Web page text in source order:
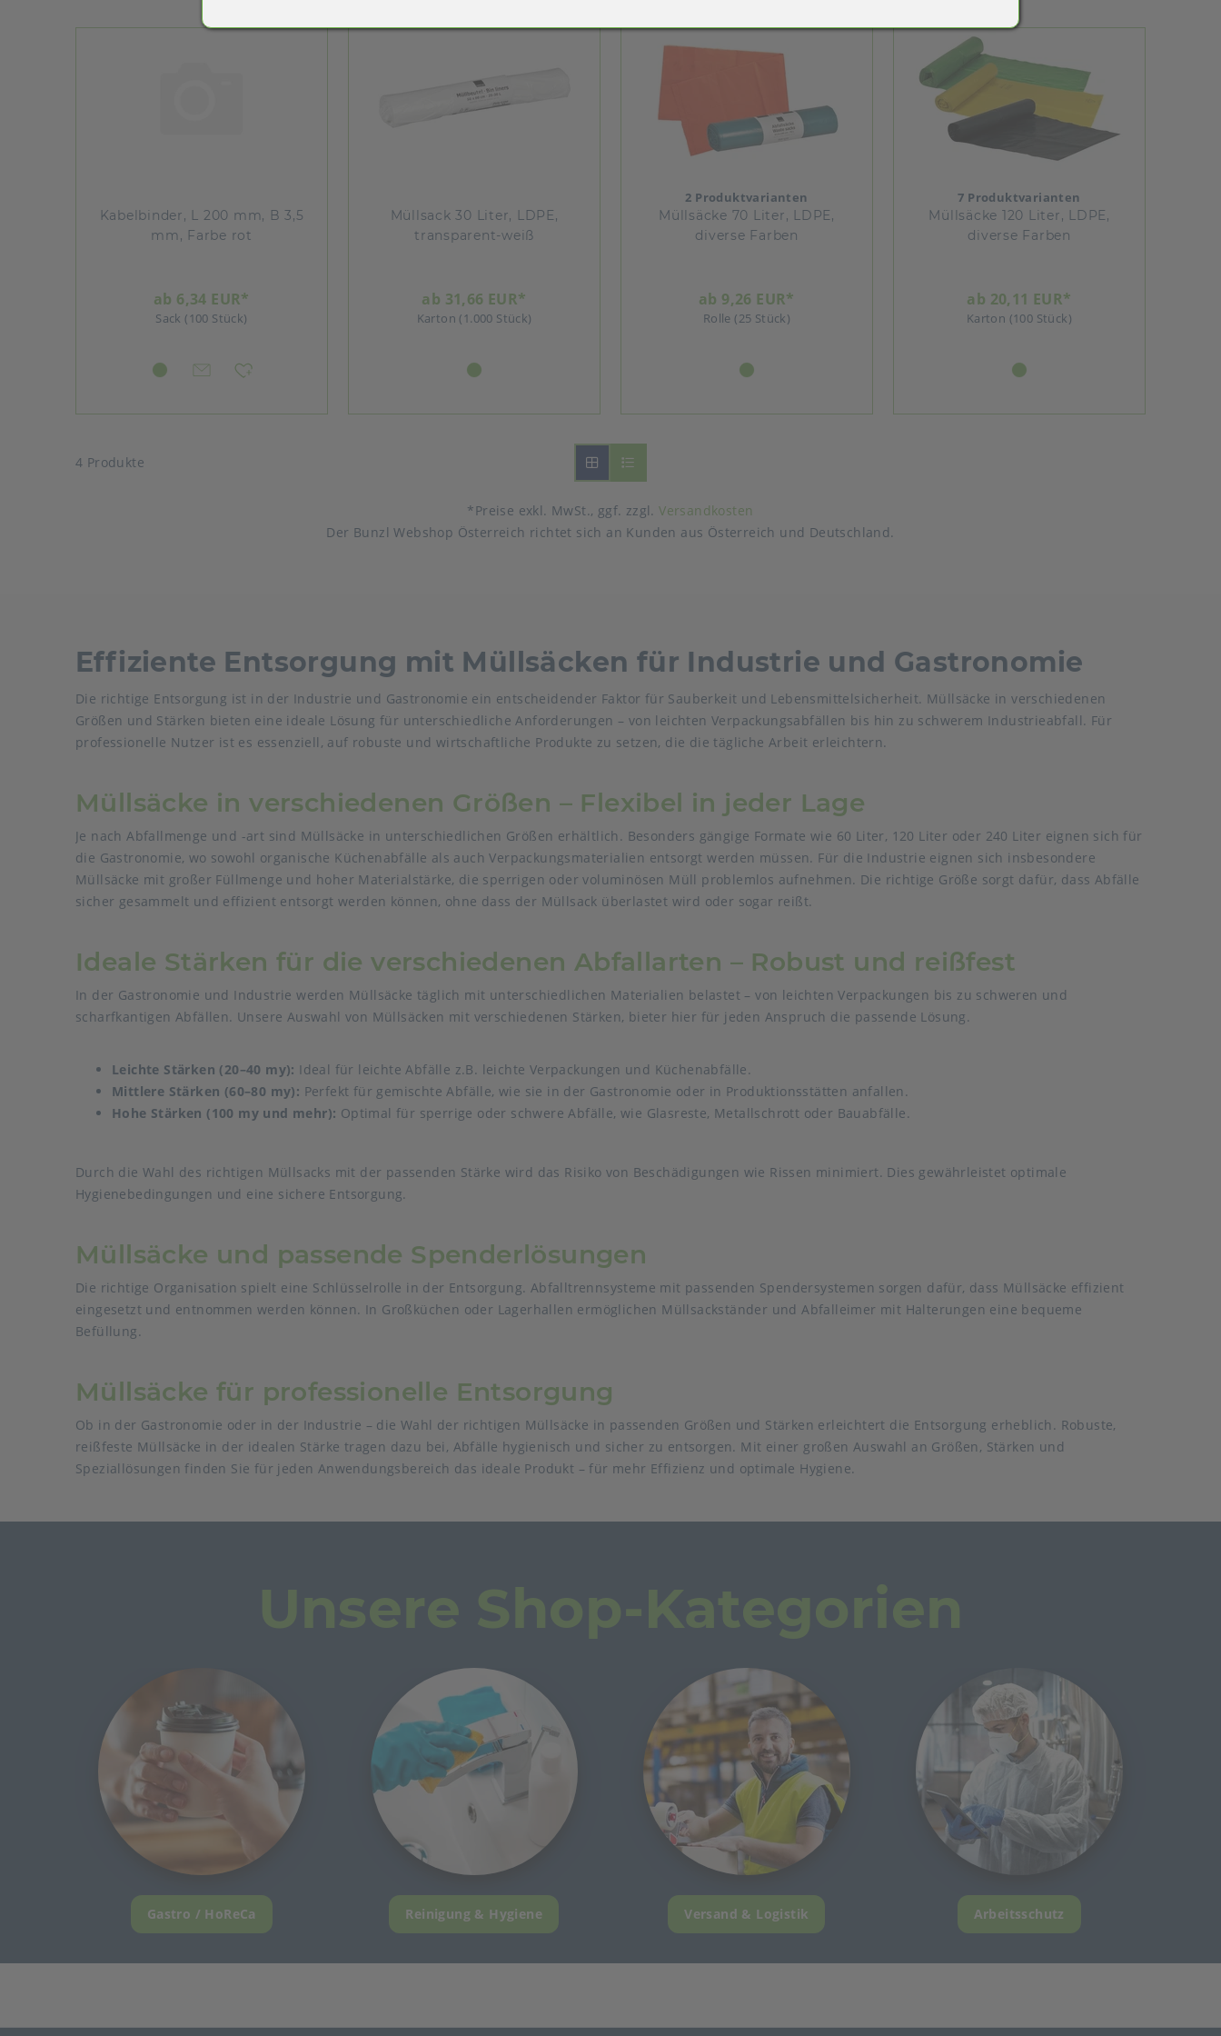
Kabelbinder, L 200 mm, B 3,5
mm, Farbe rot
ab 6,34 EUR*
Sack (100 Stück)
Müllsack 30 Liter, LDPE,
transparent-weiß
ab 31,66 EUR*
Karton (1.000 Stück)
2 Produktvarianten
Müllsäcke 70 Liter, LDPE,
diverse Farben
ab 9,26 EUR*
Rolle (25 Stück)
7 Produktvarianten
Müllsäcke 120 Liter, LDPE,
diverse Farben
ab 20,11 EUR*
Karton (100 Stück)
4 Produkte
*Preise exkl. MwSt., ggf. zzgl.Versandkosten
Der Bunzl Webshop Österreich richtet sich an Kunden aus Österreich und Deutschland.
Effiziente Entsorgung mit Müllsäcken für Industrie und Gastronomie
Die richtige Entsorgung ist in der Industrie und Gastronomie ein entscheidender Faktor für Sauberkeit und Lebensmittelsicherheit. Müllsäcke in verschiedenen
Größen und Stärken bieten eine ideale Lösung für unterschiedliche Anforderungen – von leichten Verpackungsabfällen bis hin zu schwerem Industrieabfall. Für
professionelle Nutzer ist es essenziell, auf robuste und wirtschaftliche Produkte zu setzen, die die tägliche Arbeit erleichtern.
Müllsäcke in verschiedenen Größen – Flexibel in jeder Lage
Je nach Abfallmenge und -art sind Müllsäcke in unterschiedlichen Größen erhältlich. Besonders gängige Formate wie 60 Liter, 120 Liter oder 240 Liter eignen sich für
die Gastronomie, wo sowohl organische Küchenabfälle als auch Verpackungsmaterialien entsorgt werden müssen. Für die Industrie eignen sich insbesondere
Müllsäcke mit großer Füllmenge und hoher Materialstärke, die sperrigen oder voluminösen Müll problemlos aufnehmen. Die richtige Größe sorgt dafür, dass Abfälle
sicher gesammelt und effizient entsorgt werden können, ohne dass der Müllsack überlastet wird oder sogar reißt.
Ideale Stärken für die verschiedenen Abfallarten – Robust und reißfest
In der Gastronomie und Industrie werden Müllsäcke täglich mit unterschiedlichen Materialien belastet – von leichten Verpackungen bis zu schweren und
scharfkantigen Abfällen. Unsere Auswahl von Müllsäcken mit verschiedenen Stärken, bieter hier für jeden Anspruch die passende Lösung.
Leichte Stärken (20–40 my): Ideal für leichte Abfälle z.B. leichte Verpackungen und Küchenabfälle.
Mittlere Stärken (60–80 my): Perfekt für gemischte Abfälle, wie sie in der Gastronomie oder in Produktionsstätten anfallen.
Hohe Stärken (100 my und mehr): Optimal für sperrige oder schwere Abfälle, wie Glasreste, Metallschrott oder Bauabfälle.
Durch die Wahl des richtigen Müllsacks mit der passenden Stärke wird das Risiko von Beschädigungen wie Rissen minimiert. Dies gewährleistet optimale
Hygienebedingungen und eine sichere Entsorgung.
Müllsäcke und passende Spenderlösungen
Die richtige Organisation spielt eine Schlüsselrolle in der Entsorgung. Abfalltrennsysteme mit passenden Spendersystemen sorgen dafür, dass Müllsäcke effizient
eingesetzt und entnommen werden können. In Großküchen oder Lagerhallen ermöglichen Müllsackständer und Abfalleimer mit Halterungen eine bequeme
Befüllung.
Müllsäcke für professionelle Entsorgung
Ob in der Gastronomie oder in der Industrie – die Wahl der richtigen Müllsäcke in passenden Größen und Stärken erleichtert die Entsorgung erheblich. Robuste,
reißfeste Müllsäcke in der idealen Stärke tragen dazu bei, Abfälle hygienisch und sicher zu entsorgen. Mit einer großen Auswahl an Größen, Stärken und
Speziallösungen finden Sie für jeden Anwendungsbereich das ideale Produkt – für mehr Effizienz und optimale Hygiene.
Gastro / HoReCa Reinigung & Hygiene Versand & Logistik Arbeitsschutz